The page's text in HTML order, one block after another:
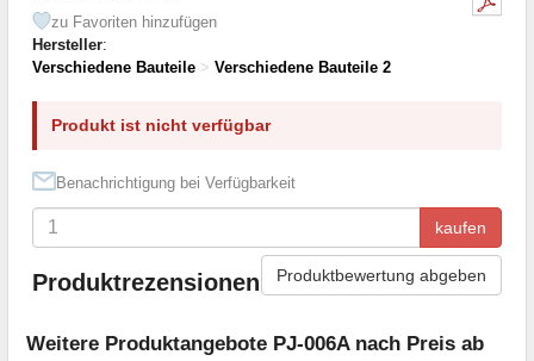
zu Favoriten hinzufügen
Hersteller:
Verschiedene Bauteile > Verschiedene Bauteile 2
Produkt ist nicht verfügbar
Benachrichtigung bei Verfügbarkeit
kaufen
Produktrezensionen Produktbewertung abgeben
Weitere Produktangebote PJ-006A nach Preis ab